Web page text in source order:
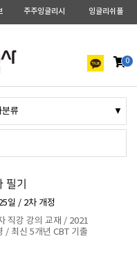
주주잉글리시 잉글리쉬풀
0
분류 ▼
필기
일 / 2차 개정
직강 강의 교재 / 2021
/ 최신 5개년 CBT 기출